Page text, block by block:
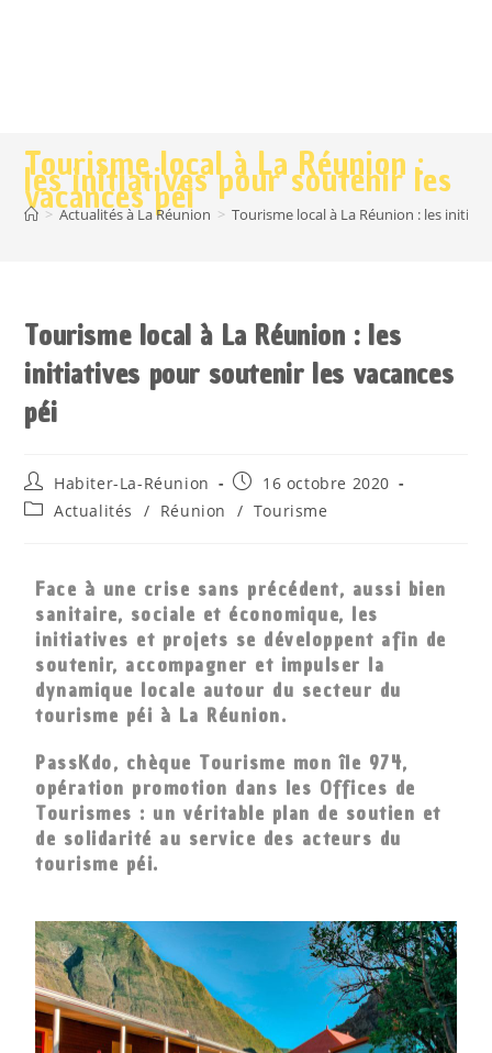
Tourisme local à La Réunion :
les initiatives pour soutenir les
vacances péi
> Actualités à La Réunion > Tourisme local à La Réunion : les
Tourisme local à La Réunion : les
initiatives pour soutenir les vacances
péi
Habiter-La-Réunion
16 octobre 2020
Actualités
/ Réunion / Tourisme
Face à une crise sans précédent, aussi bien
sanitaire, sociale et économique, les
initiatives et projets se développent afin de
soutenir, accompagner et impulser la
dynamique locale autour du secteur du
tourisme péi à La Réunion.
PassKdo, chèque Tourisme mon île 974,
opération promotion dans les Offices de
Tourismes : un véritable plan de soutien et
de solidarité au service des acteurs du
tourisme péi.